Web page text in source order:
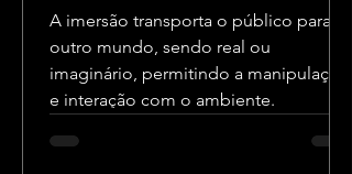
A imersão transporta o público para
outro mundo, sendo real ou
imaginário, permitindo a manipulação
e interação com o ambiente.